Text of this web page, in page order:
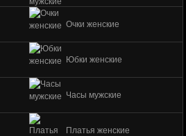
Очки женские
Юбки женские
Часы мужские
Платья женские